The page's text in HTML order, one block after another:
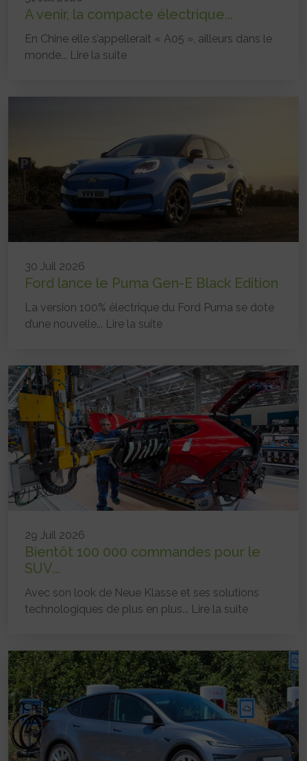
A venir, la compacte électrique...
En Chine elle s’appellerait « A05 », ailleurs dans le
monde... Lire la suite
30 Juil 2026
Ford lance le Puma Gen-E Black Edition
La version 100% électrique du Ford Puma se dote
d’une nouvelle... Lire la suite
29 Juil 2026
Bientôt 100 000 commandes pour le
SUV...
Avec son look de Neue Klasse et ses solutions
technologiques de plus en plus... Lire la suite